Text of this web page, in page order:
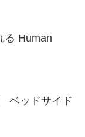
る Human
ベッドサイド